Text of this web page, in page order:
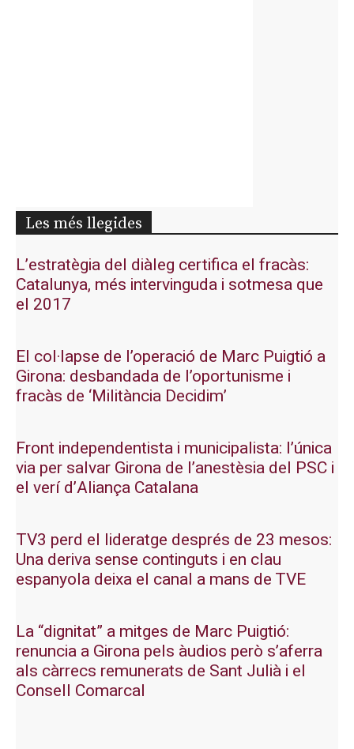
Les més llegides
L’estratègia del diàleg certifica el fracàs:
Catalunya, més intervinguda i sotmesa que
el 2017
El col·lapse de l’operació de Marc Puigtió a
Girona: desbandada de l’oportunisme i
fracàs de ‘Militància Decidim’
Front independentista i municipalista: l’única
via per salvar Girona de l’anestèsia del PSC i
el verí d’Aliança Catalana
TV3 perd el lideratge després de 23 mesos:
Una deriva sense continguts i en clau
espanyola deixa el canal a mans de TVE
La “dignitat” a mitges de Marc Puigtió:
renuncia a Girona pels àudios però s’aferra
als càrrecs remunerats de Sant Julià i el
Consell Comarcal